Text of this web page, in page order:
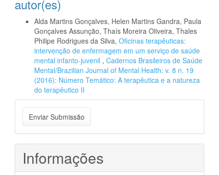
autor(es)
Alda Martins Gonçalves, Helen Martins Gandra, Paula
Gonçalves Assunção, Thaís Moreira Oliveira, Thales
Philipe Rodrigues da Silva, Oficinas terapêuticas:
intervenção de enfermagem em um serviço de saúde
mental infanto-juvenil , Cadernos Brasileiros de Saúde
Mental/Brazilian Journal of Mental Health: v. 8 n. 19
(2016): Número Temático: A terapêutica e a natureza
do terapêutico II
Enviar
Submissão
Enviar Submissão
Informações